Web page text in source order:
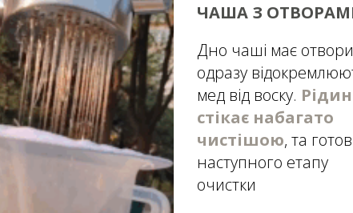
ЧАША З
Дно чаші має
одразу
мед від воску.
стікає набагато
чистішою, та
наступного етапу
очистки